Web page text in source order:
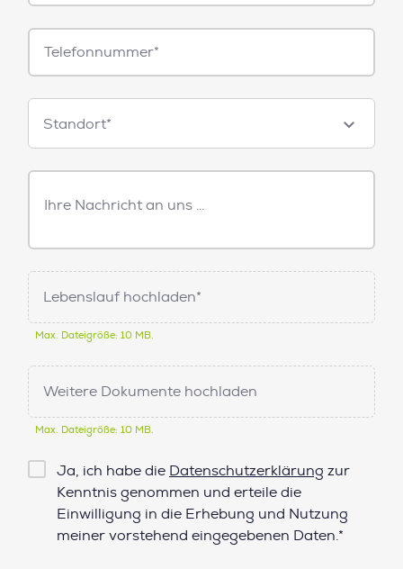
Telefonnummer
Standorte
Standort*
Freitext
Nachricht
Lebenslauf hochladen*
Max. Dateigröße: 10 MB.
Weitere Dokumente hochladen
Max. Dateigröße: 10 MB.
Checkbox
Datenschutz*
Ja, ich habe die Datenschutzerklärung zur
Kenntnis genommen und erteile die
Einwilligung in die Erhebung und Nutzung
meiner vorstehend eingegebenen Daten.*